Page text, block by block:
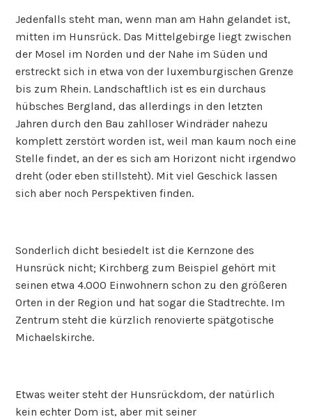
Jedenfalls steht man, wenn man am Hahn gelandet ist,
mitten im Hunsrück. Das Mittelgebirge liegt zwischen
der Mosel im Norden und der Nahe im Süden und
erstreckt sich in etwa von der luxemburgischen Grenze
bis zum Rhein. Landschaftlich ist es ein durchaus
hübsches Bergland, das allerdings in den letzten
Jahren durch den Bau zahlloser Windräder nahezu
komplett zerstört worden ist, weil man kaum noch eine
Stelle findet, an der es sich am Horizont nicht irgendwo
dreht (oder eben stillsteht). Mit viel Geschick lassen
sich aber noch Perspektiven finden.
Sonderlich dicht besiedelt ist die Kernzone des
Hunsrück nicht; Kirchberg zum Beispiel gehört mit
seinen etwa 4.000 Einwohnern schon zu den größeren
Orten in der Region und hat sogar die Stadtrechte. Im
Zentrum steht die kürzlich renovierte spätgotische
Michaelskirche.
Etwas weiter steht der Hunsrückdom, der natürlich
kein echter Dom ist, aber mit seiner